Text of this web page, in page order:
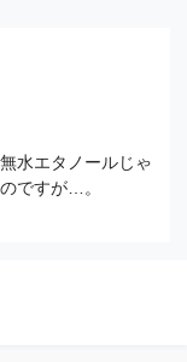
水エタノールじゃ
ですが…。